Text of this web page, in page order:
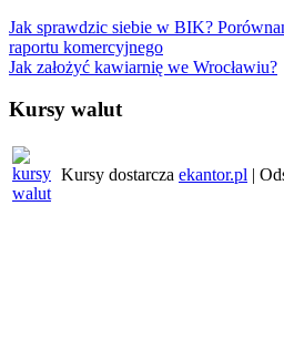
Nawigacja
wpisu
Jak sprawdzic siebie w BIK?
raportu komercyjnego
Jak założyć kawiarnię we Wrocławiu?
Kursy walut
Kursy dostarcza ekantor.pl |